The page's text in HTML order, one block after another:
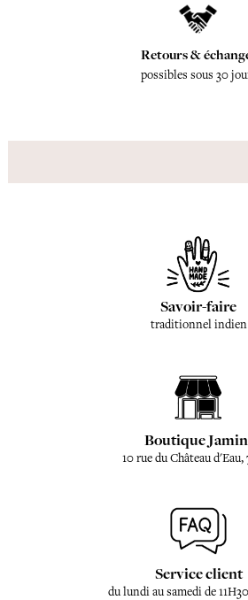
Retours &
possibles sous 30
Savoir-faire
traditionnel indien
Boutique
10 rue du Château d'Eau,
Service client
du lundi au samedi de